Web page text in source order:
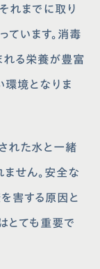
れまでに取り
います。消毒
れる栄養が豊富
環境となりま
れた水と一緒
せん。安全な
害する原因と
とても重要で